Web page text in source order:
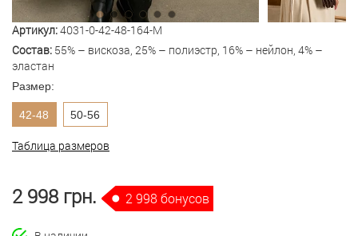
Артикул:4031-0-42-48-164-M
Состав: 55% – вискоза, 25% – полиэстр, 16% – нейлон, 4% –
эластан
Размер:
42-48 50-56
Таблица размеров
2 998 грн. 2 998 бонусов